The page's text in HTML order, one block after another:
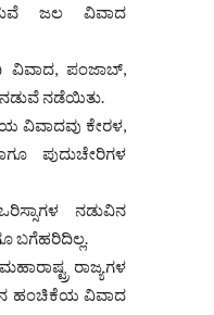
ಜಲ ವಿವಾದ
ವಿವಾದ, ಪಂಜಾಬ್,
ನಡುವೆ ನಡೆಯಿತು.
ವಿವಾದವು ಕೇರಳ,
ಪುದುಚೇರಿಗಳ
ನಡುವಿನ
ಬಗೆಹರಿದಿಲ್ಲ.
ರಾಜ್ಯಗಳ
ಹಂಚಿಕೆಯ ವಿವಾದ